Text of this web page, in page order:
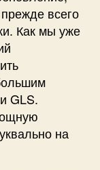
всего
Как мы уже
GLS.
на